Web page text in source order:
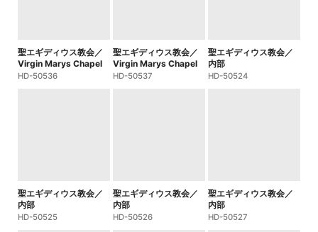
聖エギディウス教会／
Virgin Marys Chapel
HD-50536
聖エギディウス教会／
Virgin Marys Chapel
HD-50537
聖エギディウス教会／
内部
HD-50524
聖エギディウス教会／
内部
HD-50525
聖エギディウス教会／
内部
HD-50526
聖エギディウス教会／
内部
HD-50527